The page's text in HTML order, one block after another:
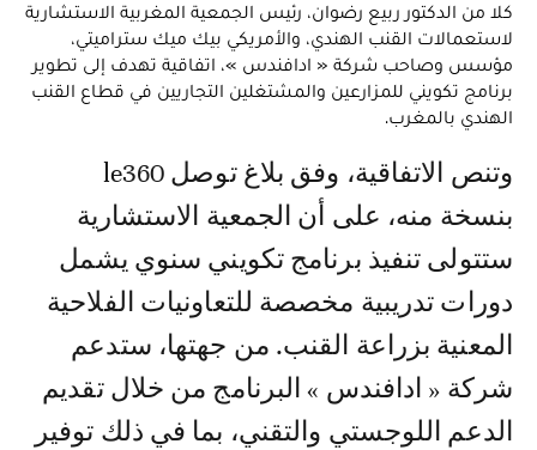
كلا من الدكتور ربيع رضوان، رئيس الجمعية المغربية الاستشارية
لاستعمالات القنب الهندي، والأمريكي بيك ميك ستراميتي،
مؤسس وصاحب شركة « ادافندس »، اتفاقية تهدف إلى تطوير
برنامج تكويني للمزارعين والمشتغلين التجاريين في قطاع القنب
الهندي بالمغرب.
وتنص الاتفاقية، وفق بلاغ توصل le360
بنسخة منه، على أن الجمعية الاستشارية
ستتولى تنفيذ برنامج تكويني سنوي يشمل
دورات تدريبية مخصصة للتعاونيات الفلاحية
المعنية بزراعة القنب. من جهتها، ستدعم
شركة « ادافندس » البرنامج من خلال تقديم
الدعم اللوجستي والتقني، بما في ذلك توفير